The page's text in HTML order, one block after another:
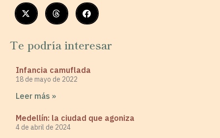
Te podría interesar
Infancia camuflada
18 de mayo de 2022
Leer más »
Medellín: la ciudad que agoniza
4 de abril de 2024